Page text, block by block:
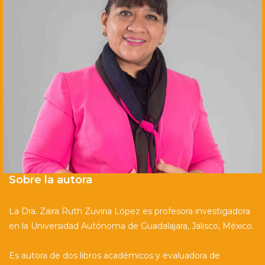
Sobre la autora
La Dra. Zaira Ruth Zuviria López es profesora investigadora
en la Universidad Autónoma de Guadalajara, Jalisco, México.
Es autora de dos libros académicos y evaluadora de